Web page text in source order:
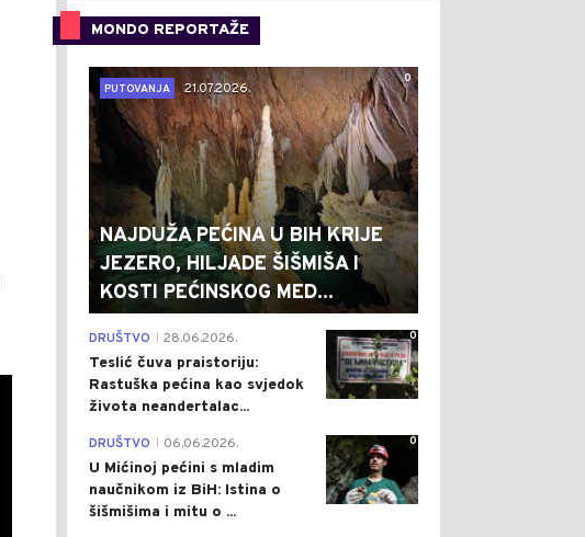
MONDO REPORTAŽE
0
PUTOVANJA
21.07.2026.
NAJDUŽA PEĆINA U BIH KRIJE
JEZERO, HILJADE ŠIŠMIŠA I
KOSTI PEĆINSKOG MED...
0
DRUŠTVO 28.06.2026.
Teslić čuva praistoriju:
Rastuška pećina kao svjedok
života neandertalac...
0
DRUŠTVO 06.06.2026.
U Mićinoj pećini s mladim
naučnikom iz BiH: Istina o
šišmišima i mitu o ...